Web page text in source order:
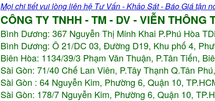
Mọi chi tiết vui lòng liên hệ Tư Vấn - Khảo Sát - Báo Giá tận
CÔNG TY TNHH - TM - DV - VIỄN THÔNG
Bình Dương: 367 Nguyễn Thị Minh Khai P.Phú Hòa
Bình Dương: Ô 21/DC 03, Đường D19, Khu phố 4,
Biên Hòa: 1134/39/3 Phạm Văn Thuận, P.Tân Tiến,
Sài Gòn: 71/40 Chế Lan Viên, P.Tây Thạnh Q.Tân
Sài Gòn : 64 Nguyễn Kim, Phường 6, Quận 10,
Sài Gòn: 178/7 Nguyễn Kim, Phường 6, Quận 10,